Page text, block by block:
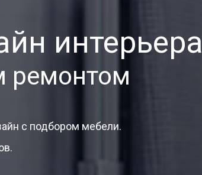
интерьера
ремонтом
с подбором мебели.